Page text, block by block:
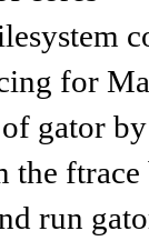
for
gator
the
run